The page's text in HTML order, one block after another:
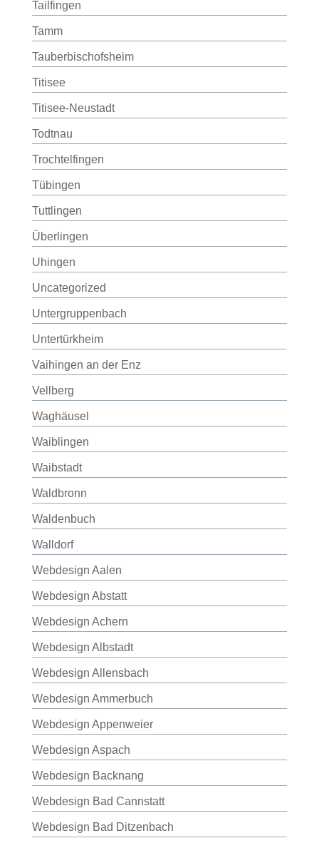
Tailfingen
Tamm
Tauberbischofsheim
Titisee
Titisee-Neustadt
Todtnau
Trochtelfingen
Tübingen
Tuttlingen
Überlingen
Uhingen
Uncategorized
Untergruppenbach
Untertürkheim
Vaihingen an der Enz
Vellberg
Waghäusel
Waiblingen
Waibstadt
Waldbronn
Waldenbuch
Walldorf
Webdesign Aalen
Webdesign Abstatt
Webdesign Achern
Webdesign Albstadt
Webdesign Allensbach
Webdesign Ammerbuch
Webdesign Appenweier
Webdesign Aspach
Webdesign Backnang
Webdesign Bad Cannstatt
Webdesign Bad Ditzenbach